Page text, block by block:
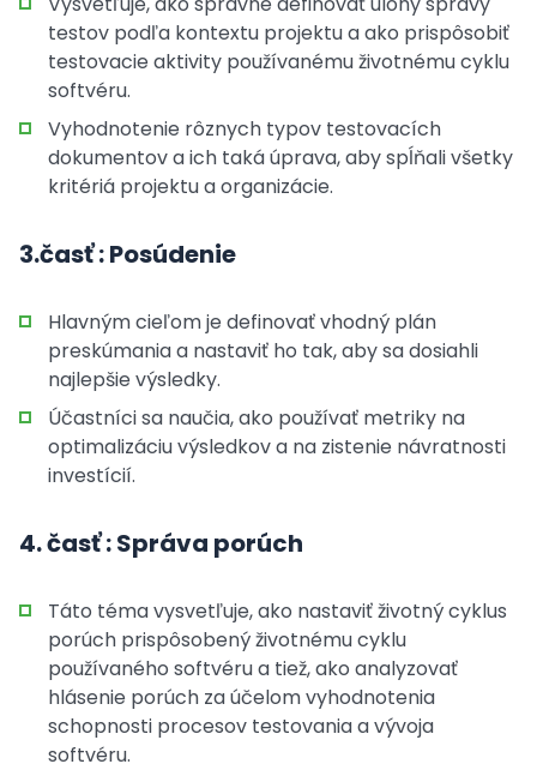
testov podľa kontextu projektu a ako prispôsobiť
testovacie aktivity používanému životnému cyklu
softvéru.
Vyhodnotenie rôznych typov testovacích
dokumentov a ich taká úprava, aby spĺňali všetky
kritériá projektu a organizácie.
3.časť : Posúdenie
Hlavným cieľom je definovať vhodný plán
preskúmania a nastaviť ho tak, aby sa dosiahli
najlepšie výsledky.
Účastníci sa naučia, ako používať metriky na
optimalizáciu výsledkov a na zistenie návratnosti
investícií.
4. časť : Správa porúch
Táto téma vysvetľuje, ako nastaviť životný cyklus
porúch prispôsobený životnému cyklu
používaného softvéru a tiež, ako analyzovať
hlásenie porúch za účelom vyhodnotenia
schopnosti procesov testovania a vývoja
softvéru.